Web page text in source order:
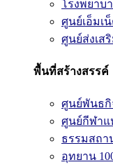
โรงพยาบ
ศูนย์เอ็มเ
ศูนย์ส่งเส
พื้นที่สร้างสรรค์
ศูนย์พันธกิ
ศูนย์กีฬาแ
ธรรมสถ
อุทยาน